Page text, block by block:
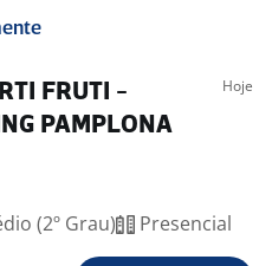
FRUTI -
PAMPLONA
Hoje
(2º Grau) Presencial